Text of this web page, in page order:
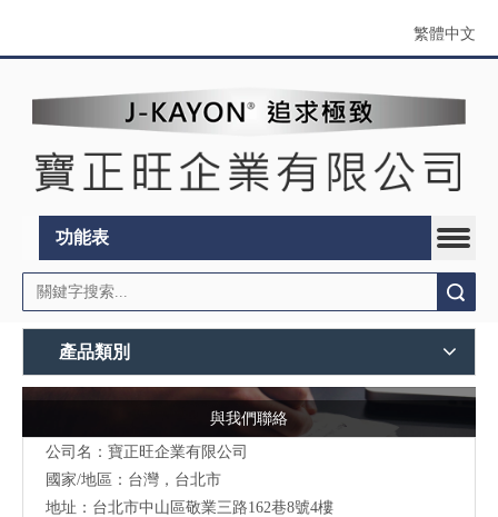
繁體中文
功能表
產品類別
與我們聯絡
公司名：寶正旺企業有限公司
國家/地區：台灣，台北市
地址：台北市中山區敬業三路162巷8號4樓